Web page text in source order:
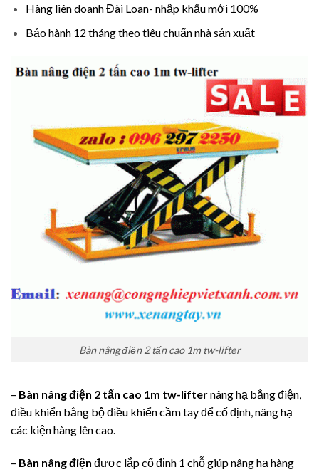
Hàng liên doanh Đài Loan- nhập khẩu mới 100%
Bảo hành 12 tháng theo tiêu chuẩn nhà sản xuất
Bàn nâng điện 2 tấn cao 1m tw-lifter
– Bàn nâng điện 2 tấn cao 1m tw-lifternâng hạ bằng điện,
điều khiển bằng bộ điều khiển cầm tay để cố định, nâng hạ
các kiện hàng lên cao.
– Bàn nâng điện được lắp cố định 1 chỗ giúp nâng hạ hàng